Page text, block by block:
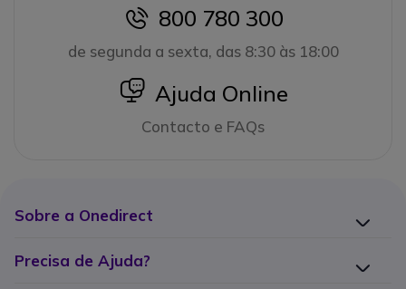
icon
800 780 300
de segunda a sexta, das 8:30 às 18:00
icon
Ajuda Online
Contacto e FAQs
Sobre a Onedirect
Precisa de Ajuda?